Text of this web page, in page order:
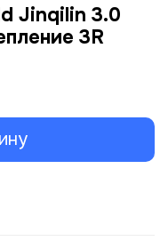
Jinqilin 3.0
3R